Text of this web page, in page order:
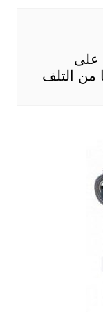
على
من التلف